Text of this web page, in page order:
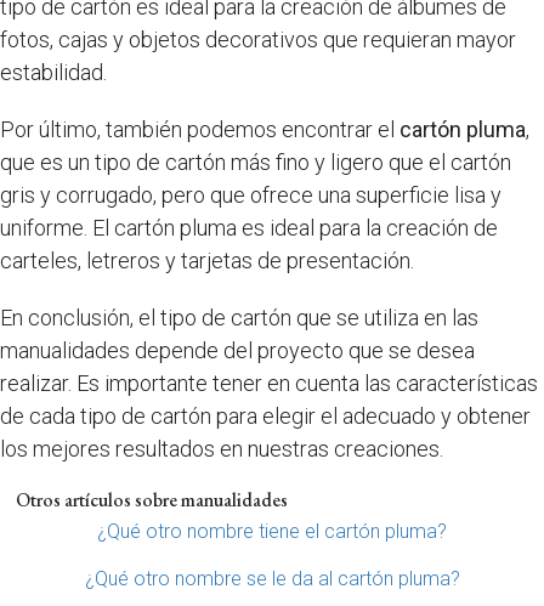
tipo de cartón es ideal para la creación de álbumes de
fotos, cajas y objetos decorativos que requieran mayor
estabilidad.
Por último, también podemos encontrar el cartón pluma,
que es un tipo de cartón más fino y ligero que el cartón
gris y corrugado, pero que ofrece una superficie lisa y
uniforme. El cartón pluma es ideal para la creación de
carteles, letreros y tarjetas de presentación.
En conclusión, el tipo de cartón que se utiliza en las
manualidades depende del proyecto que se desea
realizar. Es importante tener en cuenta las características
de cada tipo de cartón para elegir el adecuado y obtener
los mejores resultados en nuestras creaciones.
Otros artículos sobre manualidades
¿Qué otro nombre tiene el cartón pluma?
¿Qué otro nombre se le da al cartón pluma?